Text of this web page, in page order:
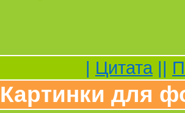
| Цитата ||
для